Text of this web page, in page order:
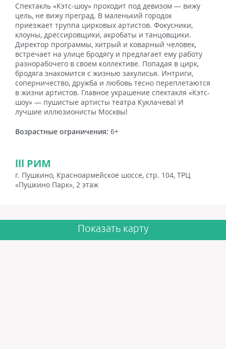
Спектакль «Кэтс-шоу» проходит под девизом — вижу
цель, не вижу преград. В маленький городок
приезжает труппа цирковых артистов. Фокусники,
клоуны, дрессировщики, акробаты и танцовщики.
Директор программы, хитрый и коварный человек,
встречает на улице бродягу и предлагает ему работу
разнорабочего в своем коллективе. Попадая в цирк,
бродяга знакомится с жизнью закулисья. Интриги,
соперничество, дружба и любовь тесно переплетаются
в жизни артистов. Главное украшение спектакля «Кэтс-
шоу» — пушистые артисты театра Куклачева! И
лучшие иллюзионисты Москвы!
Возрастные ограничения: 6+
lll РИМ
г. Пушкино, Красноармейское шоссе, стр. 104, ТРЦ
«Пушкино Парк», 2 этаж
Показать карту